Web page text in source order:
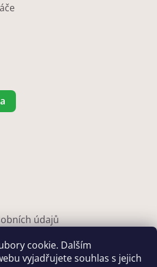
cookie. Dalším
vyjadřujete souhlas s jejich
údajů